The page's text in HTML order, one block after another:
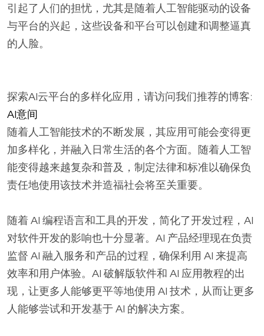
引起了人们的担忧，尤其是随着人工智能驱动的设备
与平台的兴起，这些设备和平台可以创建和调整逼真
的人脸。
探索AI云平台的多样化应用，请访问我们推荐的博客:
AI意间
随着人工智能技术的不断发展，其应用可能会变得更
加多样化，并融入日常生活的各个方面。随着人工智
能变得越来越复杂和普及，制定法律和标准以确保负
责任地使用该技术并造福社会将至关重要。
随着 AI 编程语言和工具的开发，简化了开发过程，AI
对软件开发的影响也十分显著。AI 产品经理现在负责
监督 AI 融入服务和产品的过程，确保利用 AI 来提高
效率和用户体验。AI 破解版软件和 AI 应用教程的出
现，让更多人能够更平等地使用 AI 技术，从而让更多
人能够尝试和开发基于 AI 的解决方案。